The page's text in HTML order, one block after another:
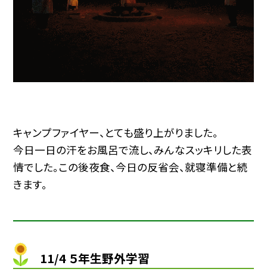
キャンプファイヤー、とても盛り上がりました。
今日一日の汗をお風呂で流し、みんなスッキリした表
情でした。この後夜食、今日の反省会、就寝準備と続
きます。
11/4 ５年生野外学習